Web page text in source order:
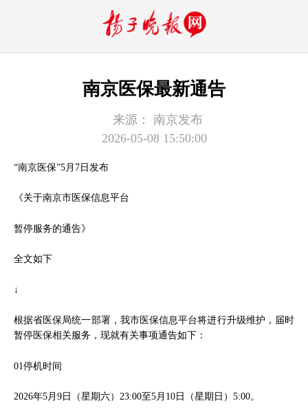
南京医保最新通告
来源：
南京发布
2026-05-08 15:50:00
“南京医保”5月7日发布
《关于南京市医保信息平台
暂停服务的通告》
全文如下
↓
根据省医保局统一部署，我市医保信息平台将进行升级维护，届时
暂停医保相关服务，现就有关事项通告如下：
01停机时间
2026年5月9日（星期六）23:00至5月10日（星期日）5:00。